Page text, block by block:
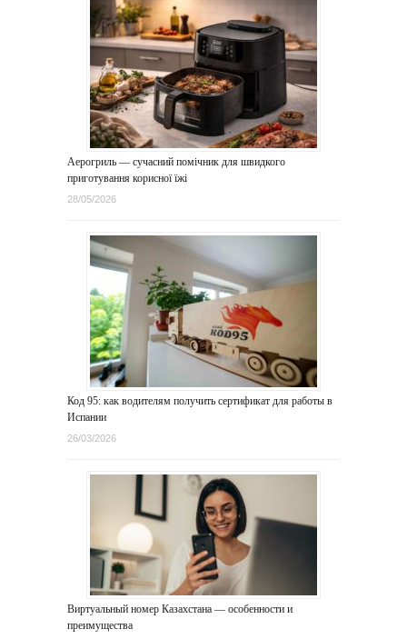
Аерогриль — сучасний помічник для швидкого
приготування корисної їжі
28/05/2026
Код 95: как водителям получить сертификат для работы в
Испании
26/03/2026
Виртуальный номер Казахстана — особенности и
преимущества